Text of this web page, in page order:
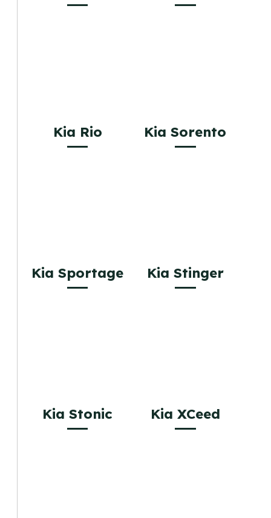
Kia Rio Kia Sorento
Kia Sportage Kia Stinger
Kia Stonic Kia XCeed